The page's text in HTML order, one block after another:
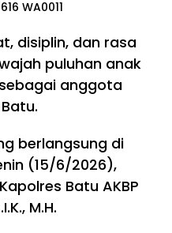
disiplin, dan rasa
puluhan anak
anggota
berlangsung di
(15/6/2026),
Batu AKBP
M.H.